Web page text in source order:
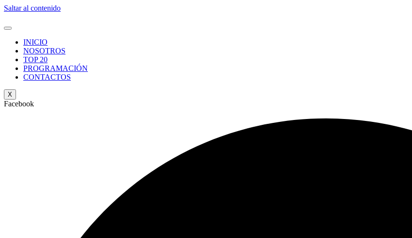
Saltar al contenido
INICIO
NOSOTROS
TOP 20
PROGRAMACIÓN
CONTACTOS
X
Facebook